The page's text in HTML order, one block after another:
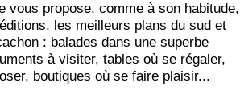
vous propose, comme à son habitude,
les meilleurs plans du sud et
: balades dans une superbe
à visiter, tables où se régaler,
boutiques où se faire plaisir...